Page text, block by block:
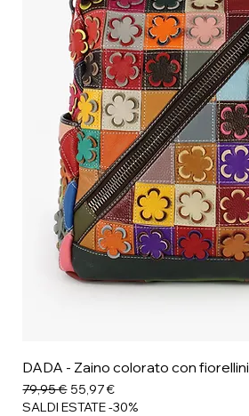
DADA - Zaino colorato con fiorellini
Prezzo regolare
79,95 € Prezzo scontato
55,97 €
SALDI ESTATE -30%